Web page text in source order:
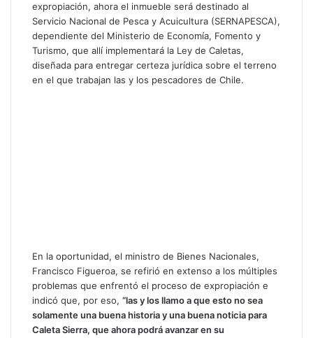
expropiación, ahora el inmueble será destinado al
Servicio Nacional de Pesca y Acuicultura (SERNAPESCA),
dependiente del Ministerio de Economía, Fomento y
Turismo, que allí implementará la Ley de Caletas,
diseñada para entregar certeza jurídica sobre el terreno
en el que trabajan las y los pescadores de Chile.
En la oportunidad, el ministro de Bienes Nacionales,
Francisco Figueroa, se refirió en extenso a los múltiples
problemas que enfrentó el proceso de expropiación e
indicó que, por eso, “las y los llamo a que esto no sea
solamente una buena historia y una buena noticia para
Caleta Sierra, que ahora podrá avanzar en su